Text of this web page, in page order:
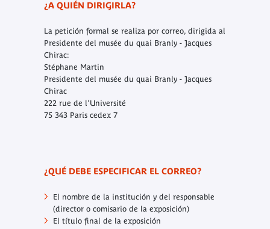
¿A QUIÉN DIRIGIRLA?
La petición formal se realiza por correo, dirigida al
Presidente del musée du quai Branly - Jacques
Chirac:
Stéphane Martin
Presidente del musée du quai Branly - Jacques
Chirac
222 rue de l'Université
75 343 Paris cedex 7
¿QUÉ DEBE ESPECIFICAR EL CORREO?
El nombre de la institución y del responsable
(director o comisario de la exposición)
El título final de la exposición